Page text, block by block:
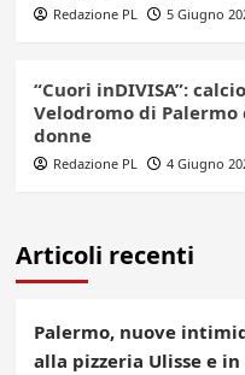
Redazione PL 5 Giugno
“Cuori inDIVISA”:
Velodromo di
donne
Redazione PL 4 Giugno
Articoli recenti
Palermo, nuove
alla pizzeria Ulisse e